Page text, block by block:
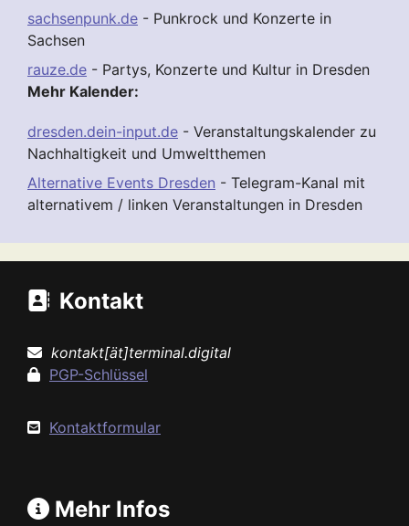
sachsenpunk.de - Punkrock und Konzerte in
Sachsen
rauze.de - Partys, Konzerte und Kultur in Dresden
Mehr Kalender:
dresden.dein-input.de - Veranstaltungskalender zu
Nachhaltigkeit und Umweltthemen
Alternative Events Dresden - Telegram-Kanal mit
alternativem / linken Veranstaltungen in Dresden
Kontakt
kontakt[ät]terminal.digital
PGP-Schlüssel
Kontaktformular
Mehr Infos